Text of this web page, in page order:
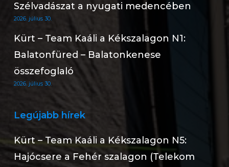
Szélvadászat a nyugati medencében
2026. július 30.
Kürt – Team Kaáli a Kékszalagon N1:
Balatonfüred – Balatonkenese
összefoglaló
2026. július 30.
Legújabb hírek
Kürt – Team Kaáli a Kékszalagon N5:
Hajócsere a Fehér szalagon (Telekom